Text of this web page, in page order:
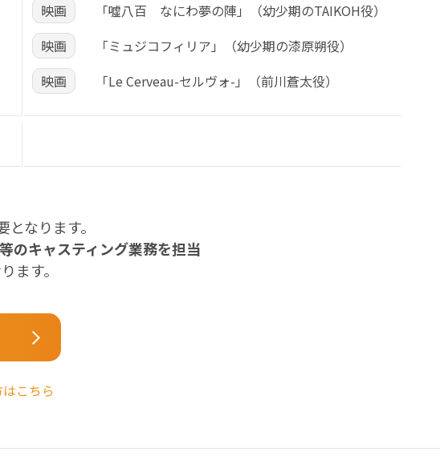
映画
「噓八百 なにわ夢の陣」（幼少期のTAIKOH役）
映画
「ミュジコフィリア」（幼少期の漆原朔役）
映画
「Le Cerveau-セルヴォ-」（前川蒼太役）
となります。
のキャスティング業務を担当
ます。
こちら